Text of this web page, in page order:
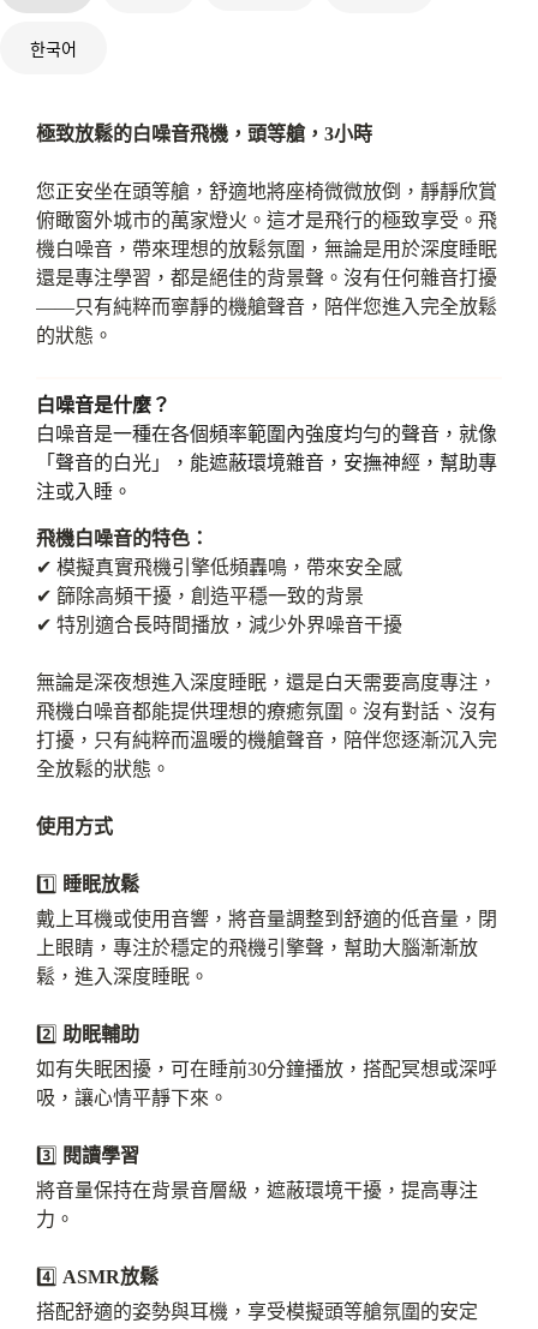
한국어
極致放鬆的白噪音飛機，頭等艙，3小時
您正安坐在頭等艙，舒適地將座椅微微放倒，靜靜欣賞
俯瞰窗外城市的萬家燈火。這才是飛行的極致享受。飛
機白噪音，帶來理想的放鬆氛圍，無論是用於深度睡眠
還是專注學習，都是絕佳的背景聲。沒有任何雜音打擾
——只有純粹而寧靜的機艙聲音，陪伴您進入完全放鬆
的狀態。
白噪音是什麼？
白噪音是一種在各個頻率範圍內強度均勻的聲音，就像
「聲音的白光」，能遮蔽環境雜音，安撫神經，幫助專
注或入睡。
飛機白噪音的特色：
✔ 模擬真實飛機引擎低頻轟鳴，帶來安全感
✔ 篩除高頻干擾，創造平穩一致的背景
✔ 特別適合長時間播放，減少外界噪音干擾
無論是深夜想進入深度睡眠，還是白天需要高度專注，
飛機白噪音都能提供理想的療癒氛圍。沒有對話、沒有
打擾，只有純粹而溫暖的機艙聲音，陪伴您逐漸沉入完
全放鬆的狀態。
使用方式
1️⃣ 睡眠放鬆
戴上耳機或使用音響，將音量調整到舒適的低音量，閉
上眼睛，專注於穩定的飛機引擎聲，幫助大腦漸漸放
鬆，進入深度睡眠。
2️⃣ 助眠輔助
如有失眠困擾，可在睡前30分鐘播放，搭配冥想或深呼
吸，讓心情平靜下來。
3️⃣ 閱讀學習
將音量保持在背景音層級，遮蔽環境干擾，提高專注
力。
4️⃣ ASMR放鬆
搭配舒適的姿勢與耳機，享受模擬頭等艙氛圍的安定